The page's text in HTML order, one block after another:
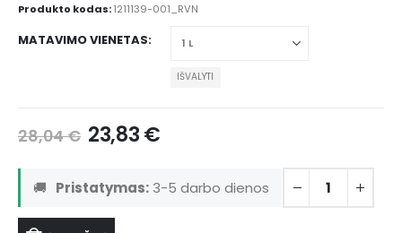
Produkto kodas:1211139-001_RVN
MATAVIMO VIENETAS
IŠVALYTI
28,04€ 23,83€
🚚 Pristatymas: 3-5 darbo dienos